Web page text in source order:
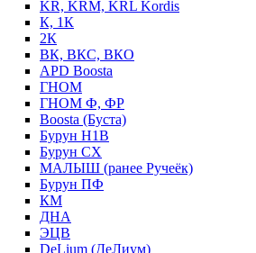
KR, KRM, KRL Kordis
К, 1К
2К
ВК, ВКС, ВКО
APD Boosta
ГНОМ
ГНОМ Ф, ФР
Boosta (Буста)
Бурун Н1В
Бурун СХ
МАЛЫШ (ранее Ручеёк)
Бурун ПФ
КМ
ДНА
ЭЦВ
DeLium (ДеЛиум)